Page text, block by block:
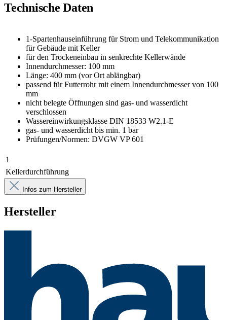
Technische Daten
1-Spartenhauseinführung für Strom und Telekommunikation
für Gebäude mit Keller
für den Trockeneinbau in senkrechte Kellerwände
Innendurchmesser: 100 mm
Länge: 400 mm (vor Ort ablängbar)
passend für Futterrohr mit einem Innendurchmesser von 100
mm
nicht belegte Öffnungen sind gas- und wasserdicht
verschlossen
Wassereinwirkungsklasse DIN 18533 W2.1-E
gas- und wasserdicht bis min. 1 bar
Prüfungen/Normen: DVGW VP 601
1
Kellerdurchführung
Infos zum Hersteller
Hersteller